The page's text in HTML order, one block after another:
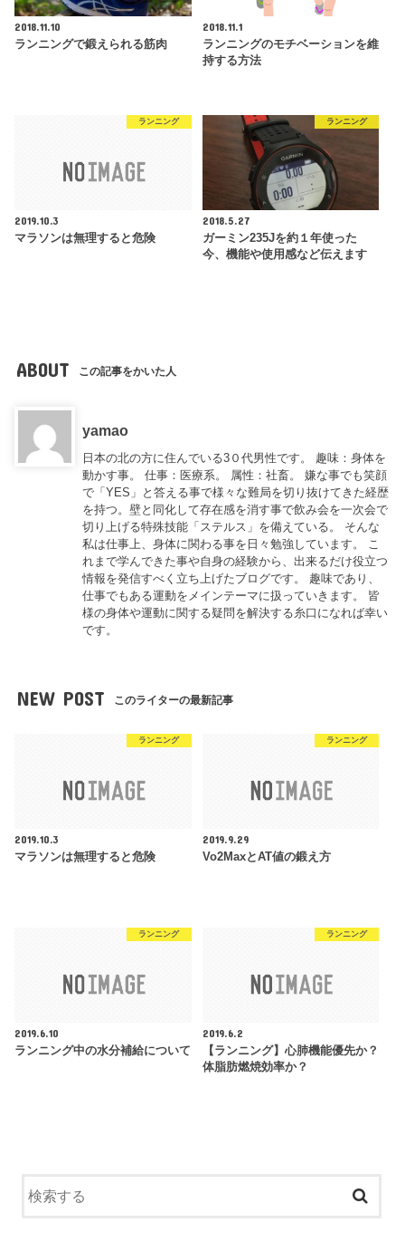
2018.11.10
ランニングで鍛えられる筋肉
2018.11.1
ランニングのモチベーションを維
持する方法
ランニング
2019.10.3
マラソンは無理すると危険
ランニング
2018.5.27
ガーミン235Jを約１年使った
今、機能や使用感など伝えます
ABOUT この記事をかいた人
yamao
日本の北の方に住んでいる3０代男性です。 趣味：身体を
動かす事。 仕事：医療系。 属性：社畜。 嫌な事でも笑顔
で「YES」と答える事で様々な難局を切り抜けてきた経歴
を持つ。壁と同化して存在感を消す事で飲み会を一次会で
切り上げる特殊技能「ステルス」を備えている。 そんな
私は仕事上、身体に関わる事を日々勉強しています。 こ
れまで学んできた事や自身の経験から、出来るだけ役立つ
情報を発信すべく立ち上げたブログです。 趣味であり、
仕事でもある運動をメインテーマに扱っていきます。 皆
様の身体や運動に関する疑問を解決する糸口になれば幸い
です。
NEW POST このライターの最新記事
ランニング
2019.10.3
マラソンは無理すると危険
ランニング
2019.9.29
Vo2MaxとAT値の鍛え方
ランニング
2019.6.10
ランニング中の水分補給について
ランニング
2019.6.2
【ランニング】心肺機能優先か？
体脂肪燃焼効率か？